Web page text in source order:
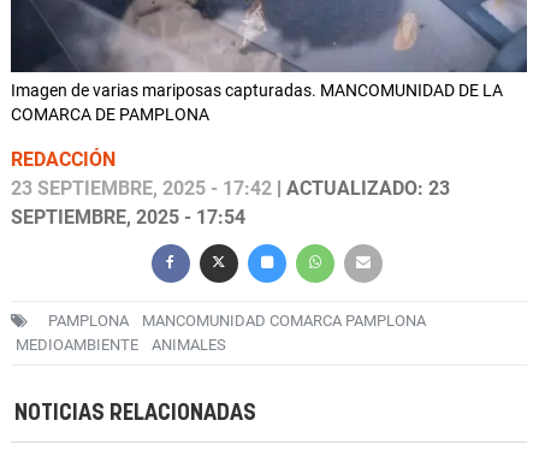
Imagen de varias mariposas capturadas. MANCOMUNIDAD DE LA
COMARCA DE PAMPLONA
REDACCIÓN
23 SEPTIEMBRE, 2025 - 17:42 | ACTUALIZADO: 23
SEPTIEMBRE, 2025 - 17:54
PAMPLONA
MANCOMUNIDAD COMARCA PAMPLONA
MEDIOAMBIENTE
ANIMALES
NOTICIAS RELACIONADAS